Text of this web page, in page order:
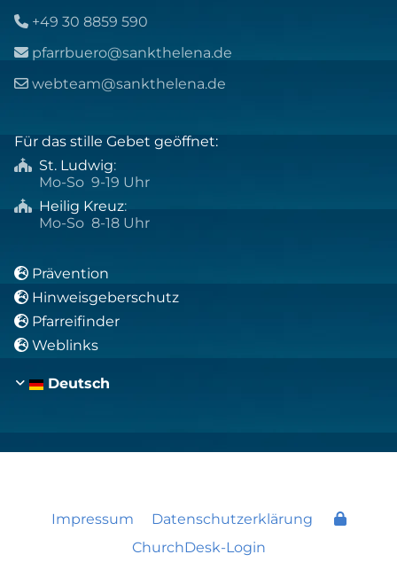
 +49 30 8859 590
 pfarrbuero@sankthelena.de
 webteam@sankthelena.de
Für das stille Gebet geöffnet:
 St. Ludwig:
Mo-So 9-19 Uhr
 Heilig Kreuz:
Mo-So 8-18 Uhr
 Prävention
 Hinweisgeberschutz
 Pfarreifinder
 Weblinks
Deutsch
Impressum
Datenschutzerklärung
ChurchDesk-Login